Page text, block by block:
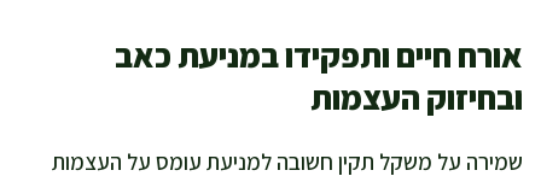
אורח חיים ותפקידו במניעת כאב
ובחיזוק העצמות
שמירה על משקל תקין חשובה למניעת עומס על העצמות